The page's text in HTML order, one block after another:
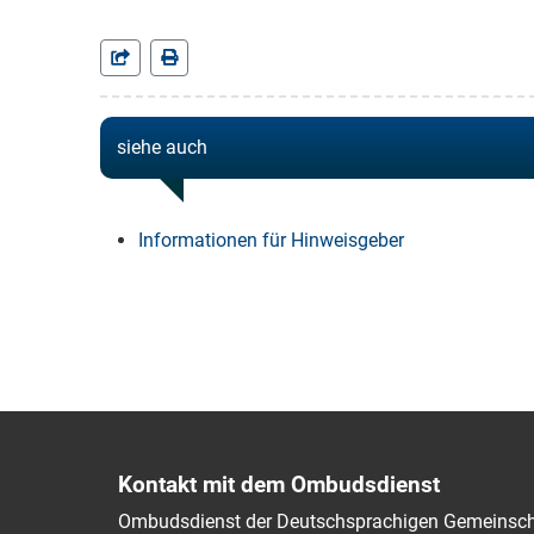
siehe auch
Informationen für Hinweisgeber
Kontakt mit dem Ombudsdienst
Ombudsdienst der Deutschsprachigen